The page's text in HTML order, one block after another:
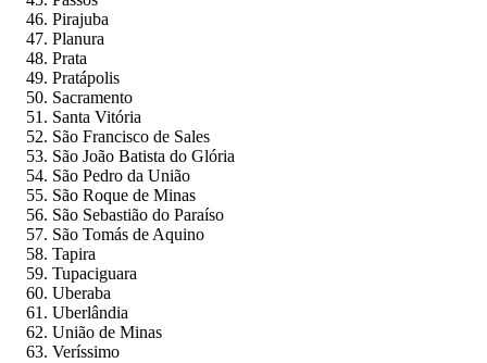
Pirajuba
Planura
Prata
Pratápolis
Sacramento
Santa Vitória
São Francisco de Sales
São João Batista do Glória
São Pedro da União
São Roque de Minas
São Sebastião do Paraíso
São Tomás de Aquino
Tapira
Tupaciguara
Uberaba
Uberlândia
União de Minas
Veríssimo